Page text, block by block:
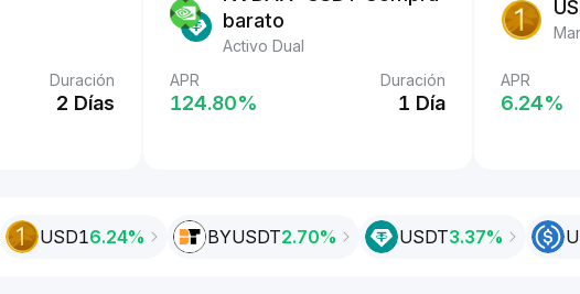
Duración
2 Días
USDT
Easy Earn
APR Duración
555‎% 2 Días
barato
Activo Dual
APR
Duración
124.80‎% 1 Día
APR
6.24‎%
USD16.24% BYUSDT2.70% USDT3.37‎%